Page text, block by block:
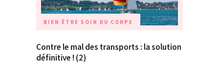
BIEN ÊTRE SOIN DU CORPS
Contre le mal des transports : la solution
définitive ! (2)